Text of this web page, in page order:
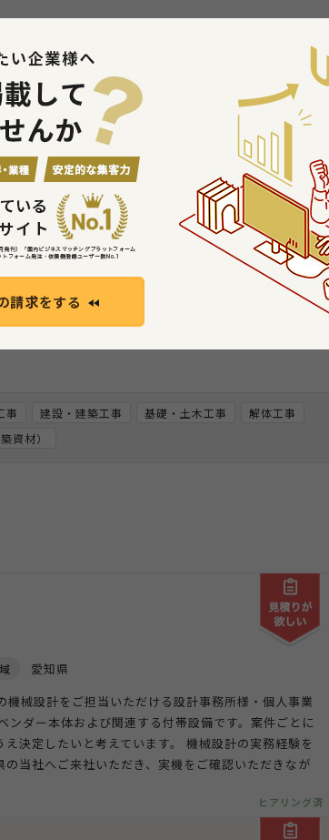
い方はこちら
する
事 建設・建築工事 基礎・土木工事
解体工事
資材）
愛知県
械設計をご担当いただける設計事務所様・個人事業
ンダー本体および関連する付帯設備です。案件ごとに
決定したいと考えています。 機械設計の実務経験を
当社へご来社いただき、実機をご確認いただきなが
ヒアリング済